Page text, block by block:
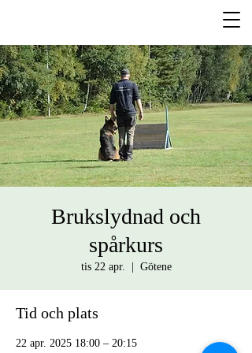
Brukslydnad och
spårkurs
tis 22 apr. Götene
Tid och plats
22 apr. 2025 18:00 – 20:15